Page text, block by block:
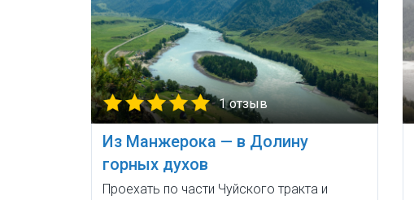
1 отзыв
Из Манжерока — в Долину
горных духов
Проехать по части Чуйского тракта и